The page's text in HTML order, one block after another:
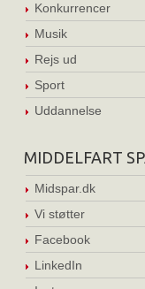
Konkurrencer
Musik
Rejs ud
Sport
Uddannelse
MIDDELFART
Midspar.dk
Vi støtter
Facebook
LinkedIn